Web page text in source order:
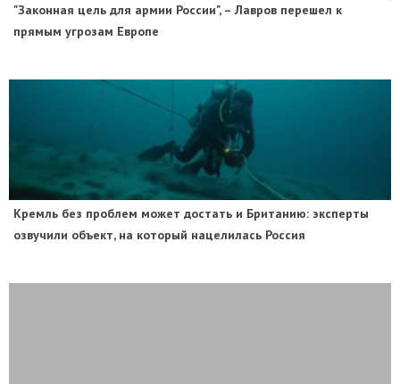
"Законная цель для армии России", – Лавров перешел к
прямым угрозам Европе
​Кремль без проблем может достать и Британию: эксперты
озвучили объект, на который нацелилась Россия